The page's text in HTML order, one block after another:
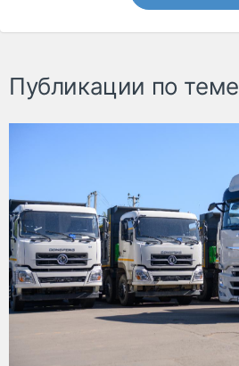
Публикации по теме